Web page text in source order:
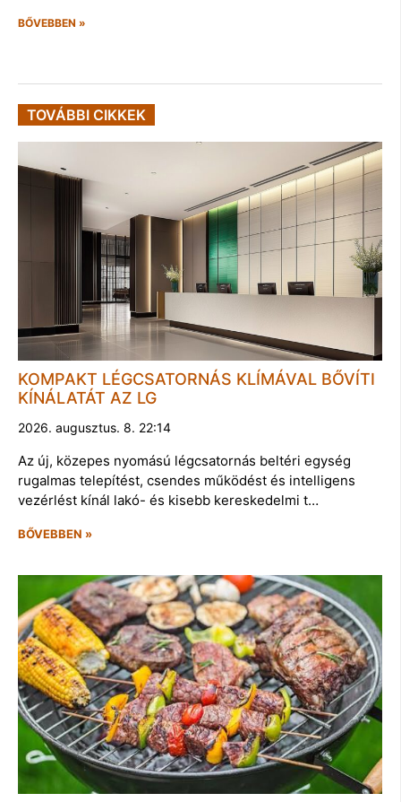
BŐVEBBEN »
TOVÁBBI CIKKEK
KOMPAKT LÉGCSATORNÁS KLÍMÁVAL BŐVÍTI
KÍNÁLATÁT AZ LG
2026. augusztus. 8. 22:14
Az új, közepes nyomású légcsatornás beltéri egység
rugalmas telepítést, csendes működést és intelligens
vezérlést kínál lakó- és kisebb kereskedelmi t…
BŐVEBBEN »